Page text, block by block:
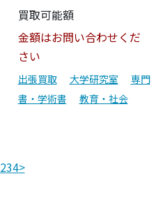
買取可能額
金額はお問い合わせくだ
さい
出張買取 大学研究室
専門
書・学術書
教育・社会
234>